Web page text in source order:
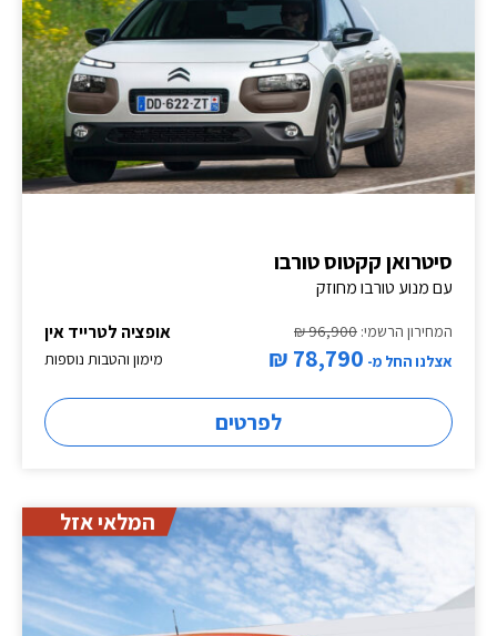
סיטרואן קקטוס טורבו
עם מנוע טורבו מחוזק
אופציה לטרייד אין
המחירון הרשמי: 96,900 ₪
מימון והטבות נוספות
אצלנו החל מ- 78,790 ₪
לפרטים
המלאי אזל